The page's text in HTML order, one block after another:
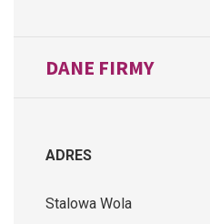
DANE FIRMY
ADRES
Stalowa Wola